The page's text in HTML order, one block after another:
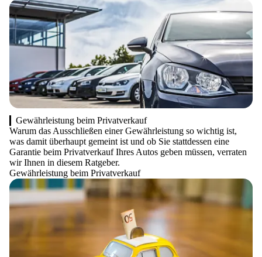
Gewährleistung beim Privatverkauf
Warum das Ausschließen einer Gewährleistung so wichtig ist,
was damit überhaupt gemeint ist und ob Sie stattdessen eine
Garantie beim Privatverkauf Ihres Autos geben müssen, verraten
wir Ihnen in diesem Ratgeber.
Gewährleistung beim Privatverkauf